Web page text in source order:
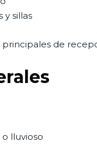
y sillas
de
lluvioso